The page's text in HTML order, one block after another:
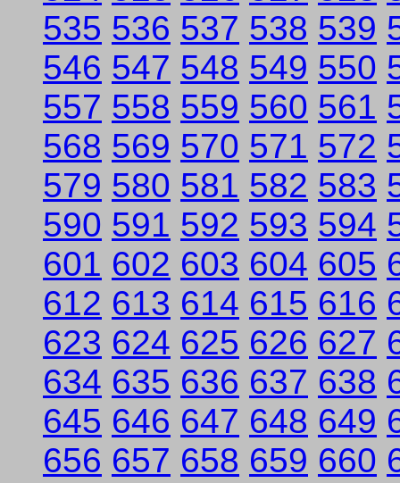
535 536 537 538 539
546 547 548 549 550
557 558 559 560 561
568 569 570 571 572
579 580 581 582 583
590 591 592 593 594
601 602 603 604 605
612 613 614 615 616
623 624 625 626 627
634 635 636 637 638
645 646 647 648 649
656 657 658 659 660